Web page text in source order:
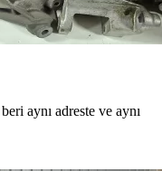
aynı adreste ve aynı